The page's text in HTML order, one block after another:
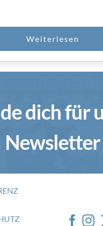
dich für
Newsletter